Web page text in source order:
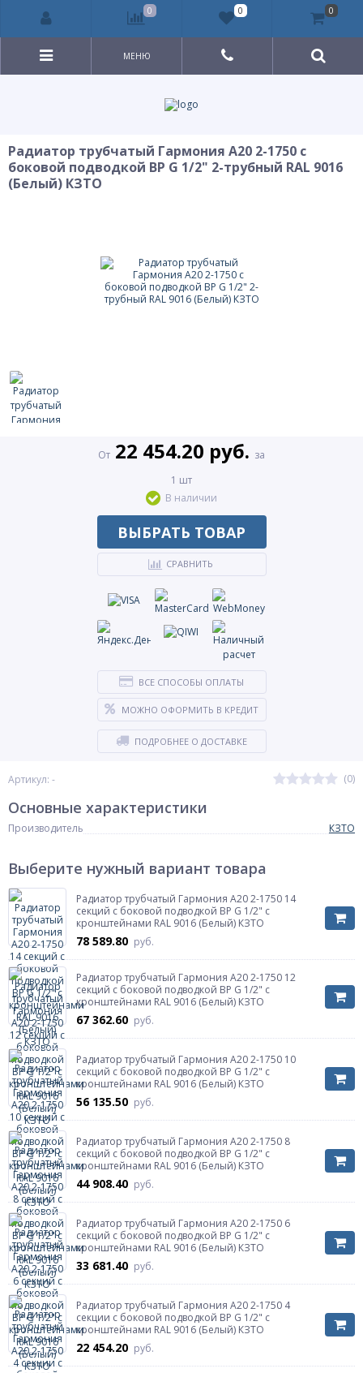
МЕНЮ
Радиатор трубчатый Гармония А20 2-1750 с
боковой подводкой ВР G 1/2" 2-трубный RAL 9016
(Белый) КЗТО
Артикул: - (0)
От 22 454.20 руб. за
1 шт
В наличии
ВЫБРАТЬ ТОВАР
СРАВНИТЬ
ВСЕ СПОСОБЫ ОПЛАТЫ
МОЖНО ОФОРМИТЬ В КРЕДИТ
ПОДРОБНЕЕ О ДОСТАВКЕ
Основные характеристики
Производитель КЗТО
Выберите нужный вариант товара
Радиатор трубчатый Гармония А20 2-1750 14
секций с боковой подводкой ВР G 1/2" с
кронштейнами RAL 9016 (Белый) КЗТО
78 589.80 руб.
Радиатор трубчатый Гармония А20 2-1750 12
секций с боковой подводкой ВР G 1/2" с
кронштейнами RAL 9016 (Белый) КЗТО
67 362.60 руб.
Радиатор трубчатый Гармония А20 2-1750 10
секций с боковой подводкой ВР G 1/2" с
кронштейнами RAL 9016 (Белый) КЗТО
56 135.50 руб.
Радиатор трубчатый Гармония А20 2-1750 8
секций с боковой подводкой ВР G 1/2" с
кронштейнами RAL 9016 (Белый) КЗТО
44 908.40 руб.
Радиатор трубчатый Гармония А20 2-1750 6
секций с боковой подводкой ВР G 1/2" с
кронштейнами RAL 9016 (Белый) КЗТО
33 681.40 руб.
Радиатор трубчатый Гармония А20 2-1750 4
секции с боковой подводкой ВР G 1/2" с
кронштейнами RAL 9016 (Белый) КЗТО
22 454.20 руб.
0 0 0